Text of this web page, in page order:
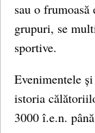
sau o
grupuri, se
sportive.
Evenimentele
istoria
3000 î.e.n.